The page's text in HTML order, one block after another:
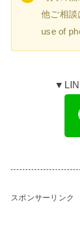
他ご相談
use of
スポンサーリンク